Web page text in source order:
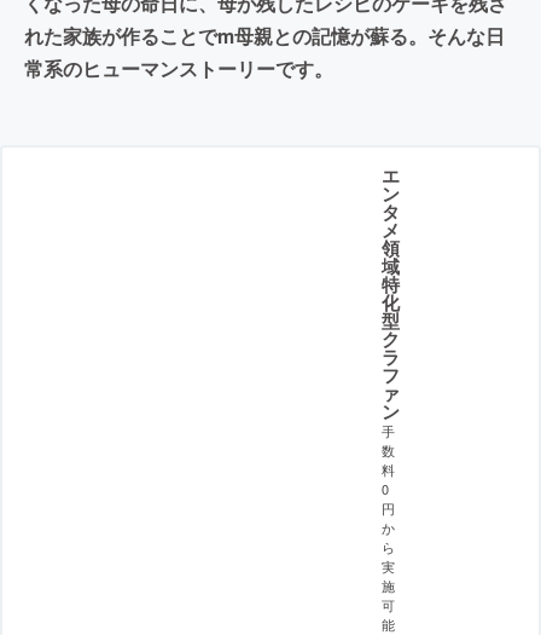
れた家族が作ることでm母親との記憶が蘇る。そんな日
常系のヒューマンストーリーです。
エ
ン
タ
メ
領
域
特
化
型
ク
ラ
フ
ァ
ン
手
数
料
0
円
か
ら
実
施
可
能